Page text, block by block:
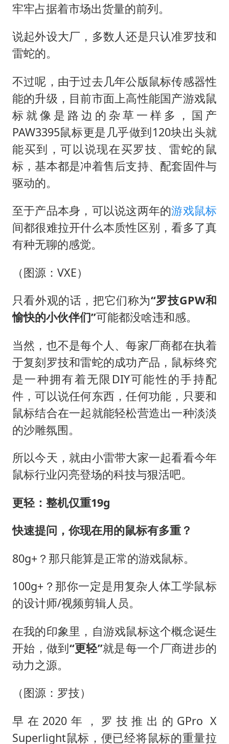
牢牢占据着市场出货量的前列。
说起外设大厂，多数人还是只认准罗技和
雷蛇的。
不过呢，由于过去几年公版鼠标传感器性
能的升级，目前市面上高性能国产游戏鼠
标就像是路边的杂草一样多，国产
PAW3395鼠标更是几乎做到120块出头就
能买到，可以说现在买罗技、雷蛇的鼠
标，基本都是冲着售后支持、配套固件与
驱动的。
至于产品本身，可以说这两年的游戏鼠标
间都很难拉开什么本质性区别，看多了真
有种无聊的感觉。
（图源：VXE）
只看外观的话，把它们称为“罗技GPW和
愉快的小伙伴们”可能都没啥违和感。
当然，也不是每个人、每家厂商都在执着
于复刻罗技和雷蛇的成功产品，鼠标终究
是一种拥有着无限DIY可能性的手持配
件，可以说任何东西，任何功能，只要和
鼠标结合在一起就能轻松营造出一种淡淡
的沙雕氛围。
所以今天，就由小雷带大家一起看看今年
鼠标行业闪亮登场的科技与狠活吧。
更轻：整机仅重19g
快速提问，你现在用的鼠标有多重？
80g+？那只能算是正常的游戏鼠标。
100g+？那你一定是用复杂人体工学鼠标
的设计师/视频剪辑人员。
在我的印象里，自游戏鼠标这个概念诞生
开始，做到“更轻”就是每一个厂商进步的
动力之源。
（图源：罗技）
早在2020年，罗技推出的GPro X
Superlight鼠标，便已经将鼠标的重量拉